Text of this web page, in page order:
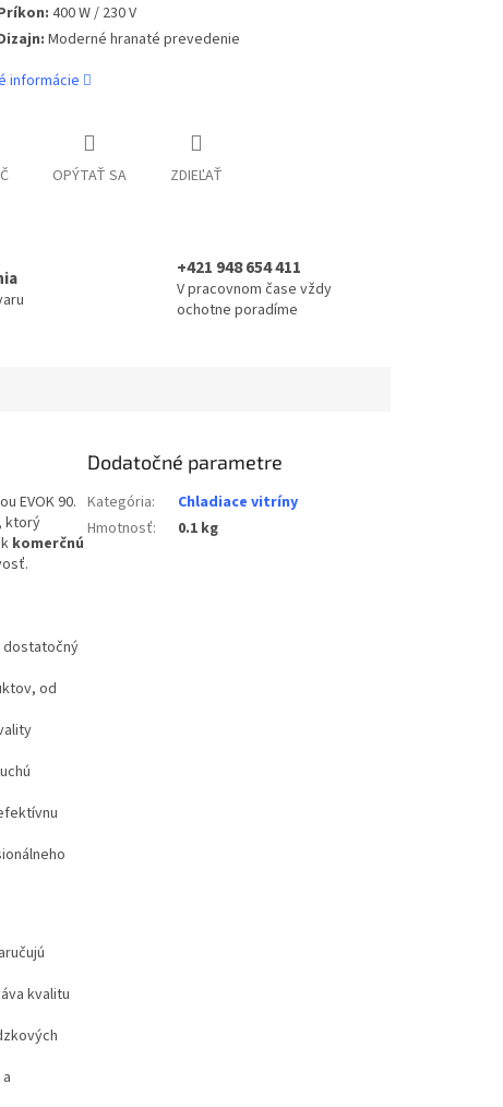
400 W / 230 V
Moderné hranaté prevedenie
informácie
OPÝTAŤ SA ZDIEĽAŤ
+421 948 654 411
V pracovnom čase vždy
ochotne poradíme
EVOK 90.
ktorý
komerčnú
dostatočný
od
kvalitu
Dodatočné parametre
Kategória:
Chladiace vitríny
Hmotnosť: 0.1 kg